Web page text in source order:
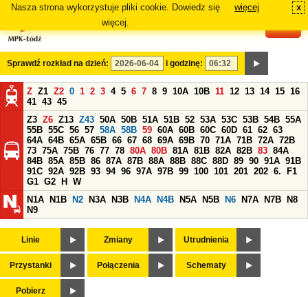
Nasza strona wykorzystuje pliki cookie. Dowiedz się
więcej.
więcej x
Sprawdź rozkład na dzień: i godzinę:
Z Z1 Z2 0 1 2 3 4 5 6 7 8 9 10A 10B 11 12 13 14 15 16
41 43 45
Z3 Z6 Z13 Z43 50A 50B 51A 51B 52 53A 53C 53B 54B 55A
55B 55C 56 57 58A 58B 59 60A 60B 60C 60D 61 62 63
64A 64B 65A 65B 66 67 68 69A 69B 70 71A 71B 72A 72B
73 75A 75B 76 77 78 80A 80B 81A 81B 82A 82B 83 84A
84B 85A 85B 86 87A 87B 88A 88B 88C 88D 89 90 91A 91B
91C 92A 92B 93 94 96 97A 97B 99 100 101 201 202 6.
F1
G1 G2 H
W
N1A
N1B N2 N3A N3B N4A N4B N5A N5B N6 N7A N7B
N8
N9
Linie Zmiany Utrudnienia
Przystanki Połączenia Schematy
Pobierz